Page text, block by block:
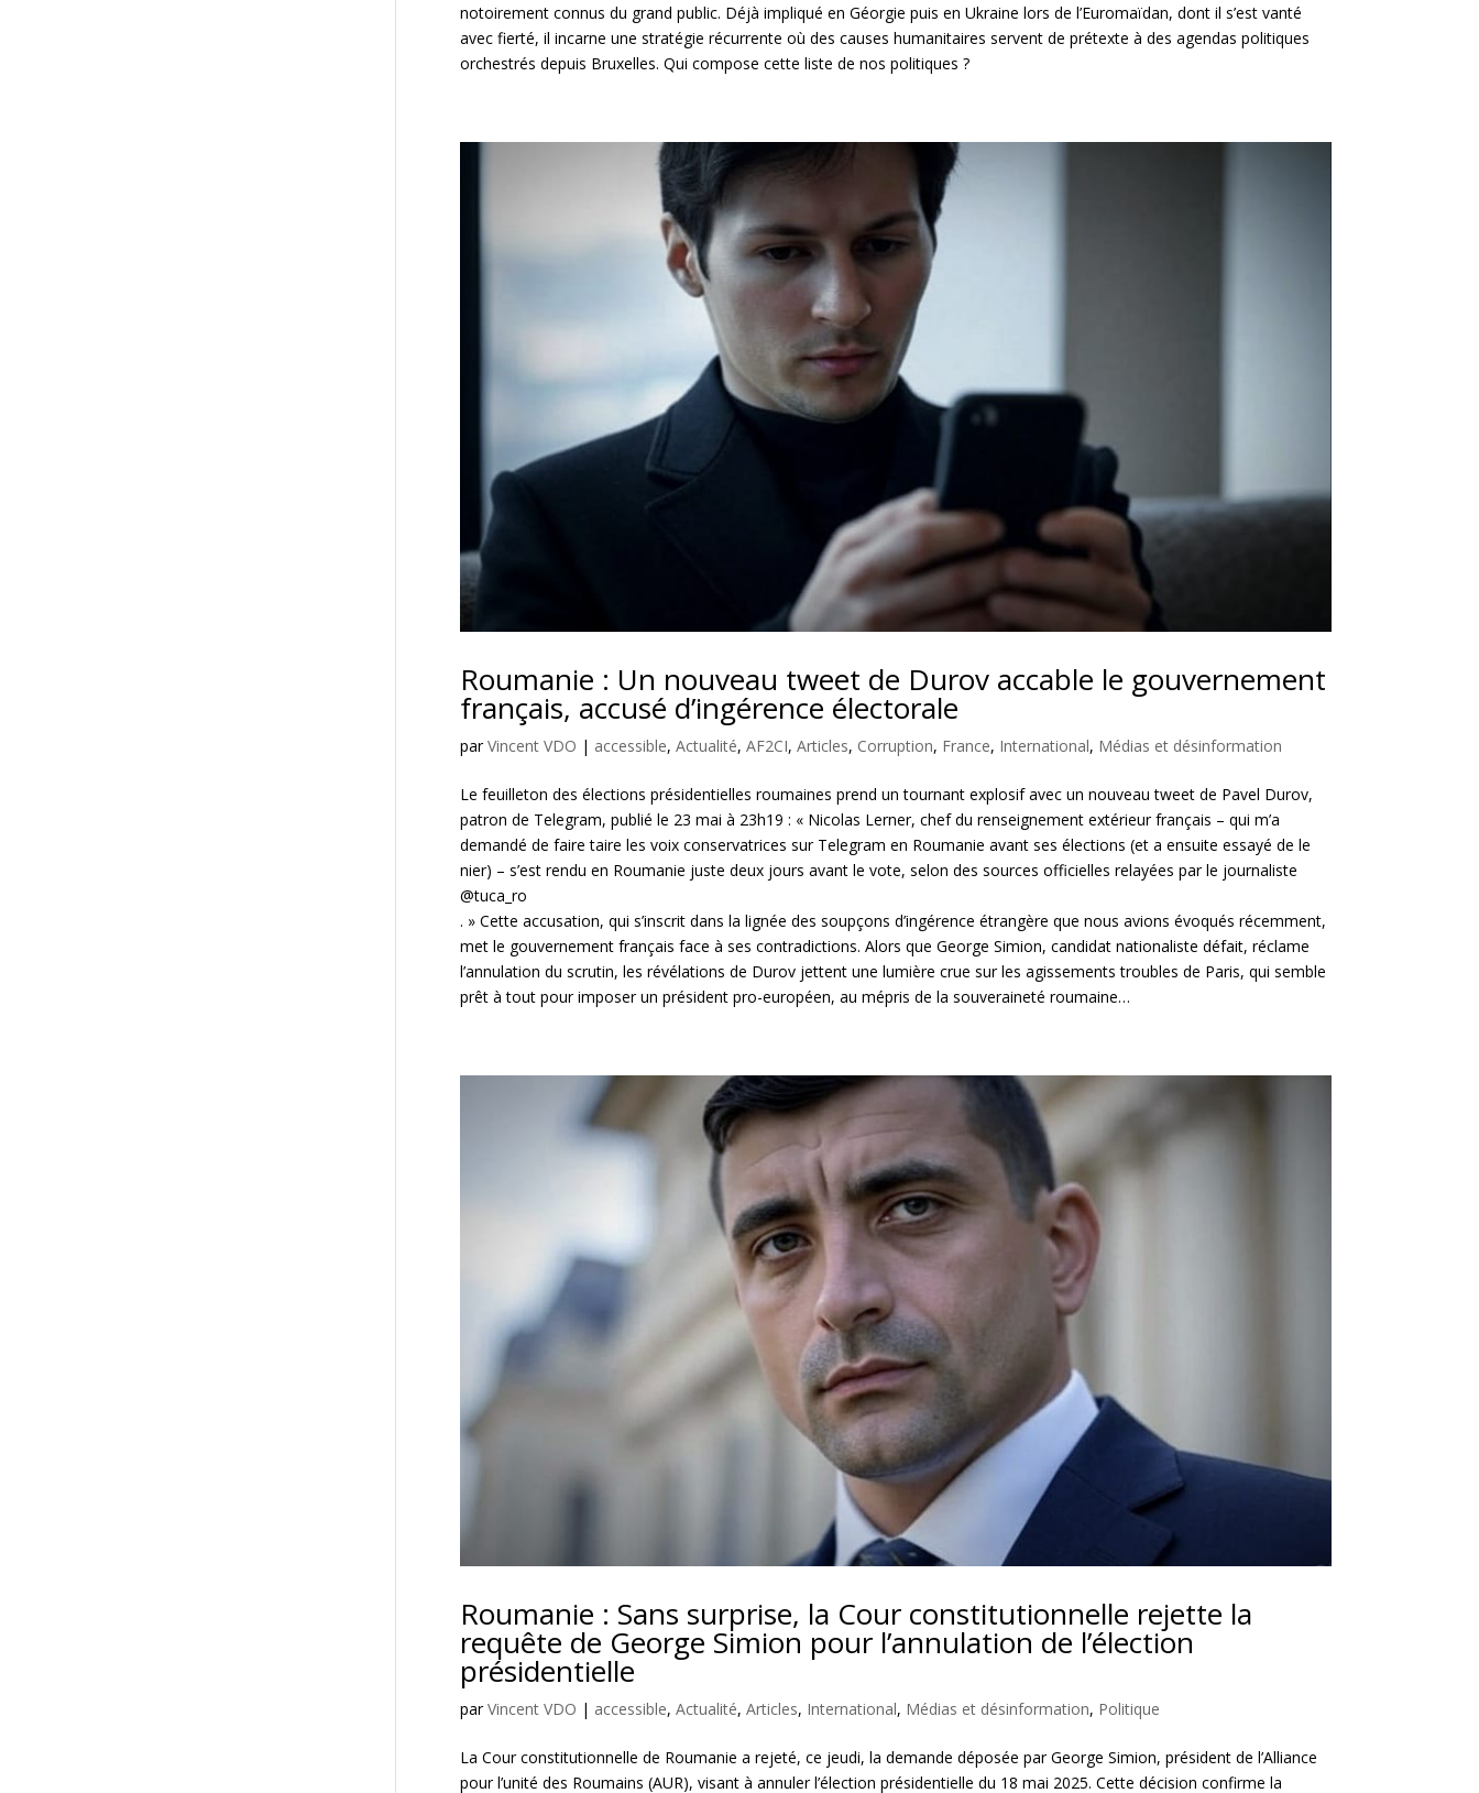
notoirement connus du grand public. Déjà impliqué en Géorgie puis en Ukraine lors de l’Euromaïdan, dont il s’est vanté
avec fierté, il incarne une stratégie récurrente où des causes humanitaires servent de prétexte à des agendas politiques
orchestrés depuis Bruxelles. Qui compose cette liste de nos politiques ?
Roumanie : Un nouveau tweet de Durov accable le gouvernement
français, accusé d’ingérence électorale
parVincent VDO | accessible, Actualité, AF2CI, Articles, Corruption, France, International, Médias et désinformation
Le feuilleton des élections présidentielles roumaines prend un tournant explosif avec un nouveau tweet de Pavel Durov,
patron de Telegram, publié le 23 mai à 23h19 : « Nicolas Lerner, chef du renseignement extérieur français – qui m’a
demandé de faire taire les voix conservatrices sur Telegram en Roumanie avant ses élections (et a ensuite essayé de le
nier) – s’est rendu en Roumanie juste deux jours avant le vote, selon des sources officielles relayées par le journaliste
@tuca_ro
. » Cette accusation, qui s’inscrit dans la lignée des soupçons d’ingérence étrangère que nous avions évoqués récemment,
met le gouvernement français face à ses contradictions. Alors que George Simion, candidat nationaliste défait, réclame
l’annulation du scrutin, les révélations de Durov jettent une lumière crue sur les agissements troubles de Paris, qui semble
prêt à tout pour imposer un président pro-européen, au mépris de la souveraineté roumaine…
Roumanie : Sans surprise, la Cour constitutionnelle rejette la
requête de George Simion pour l’annulation de l’élection
présidentielle
parVincent VDO | accessible, Actualité, Articles, International, Médias et désinformation, Politique
La Cour constitutionnelle de Roumanie a rejeté, ce jeudi, la demande déposée par George Simion, président de l’Alliance
pour l’unité des Roumains (AUR), visant à annuler l’élection présidentielle du 18 mai 2025. Cette décision confirme la